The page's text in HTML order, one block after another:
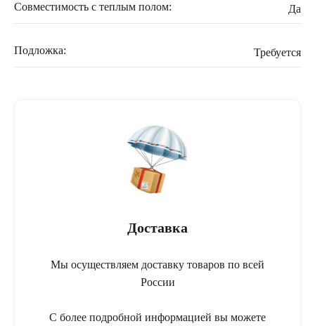
Совместимость с теплым полом: Да
Подложка: Требуется
Доставка
Мы осуществляем доставку товаров по всей
России
С более подробной информацией вы можете